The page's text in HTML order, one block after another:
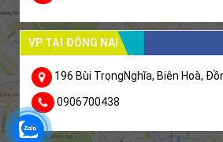
VP TẠI ĐỒNG NAI
196 Bùi TrọngNghĩa, Biên Hoà,
0906700438